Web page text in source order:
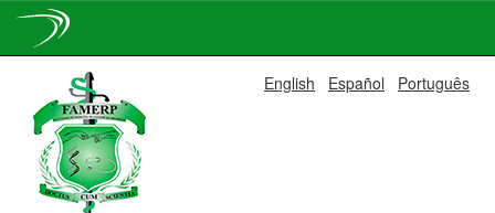
navigation
English Español Português